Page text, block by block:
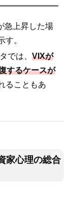
急上昇した場
す。
では、VIXが
するケースが
ることもあ
家心理の総合